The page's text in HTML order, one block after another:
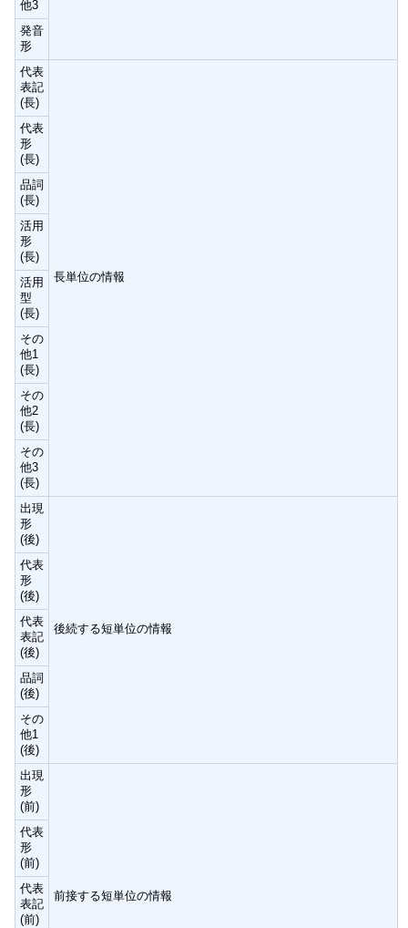
他3
発音
形
代表
表記
(長)
長単位の情報
代表
形
(長)
品詞
(長)
活用
形
(長)
活用
型
(長)
その
他1
(長)
その
他2
(長)
その
他3
(長)
出現
形
(後)
後続する短単位の情報
代表
形
(後)
代表
表記
(後)
品詞
(後)
その
他1
(後)
出現
形
(前)
前接する短単位の情報
代表
形
(前)
代表
表記
(前)